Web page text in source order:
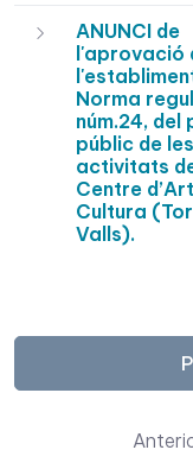
ANUNCI de
l'aprovació
Norma
núm.24, del
públic de les
activitats
Centre
Cultura
Valls).